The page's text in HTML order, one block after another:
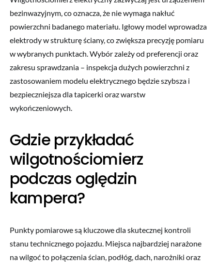
bezinwazyjnym, co oznacza, że nie wymaga nakłuć
powierzchni badanego materiału. Igłowy model wprowadza
elektrody w strukturę ściany, co zwiększa precyzję pomiaru
w wybranych punktach. Wybór zależy od preferencji oraz
zakresu sprawdzania – inspekcja dużych powierzchni z
zastosowaniem modelu elektrycznego będzie szybsza i
bezpieczniejsza dla tapicerki oraz warstw
wykończeniowych.
Gdzie przykładać
wilgotnościomierz
podczas oględzin
kampera?
Punkty pomiarowe są kluczowe dla skutecznej kontroli
stanu technicznego pojazdu. Miejsca najbardziej narażone
na wilgoć to połączenia ścian, podłóg, dach, narożniki oraz